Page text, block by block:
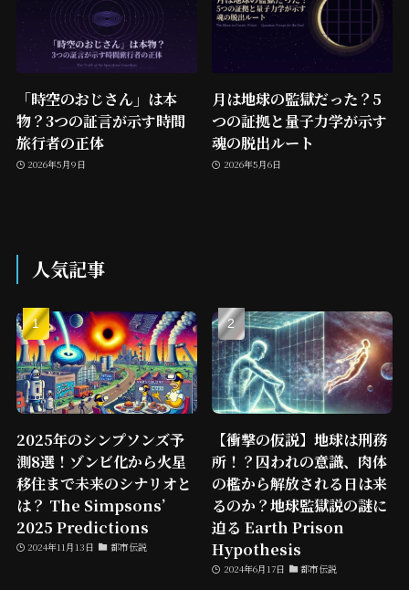
「時空のおじさん」は本
物？3つの証言が示す時間
旅行者の正体
2026年5月9日
月は地球の監獄だった？5
つの証拠と量子力学が示す
魂の脱出ルート
2026年5月6日
人気記事
2025年のシンプソンズ予
測8選！ゾンビ化から火星
移住まで未来のシナリオと
は？ The Simpsons’
2025 Predictions
2024年11月13日 都市伝説
【衝撃の仮説】地球は刑務
所！？囚われの意識、肉体
の檻から解放される日は来
るのか？地球監獄説の謎に
迫る Earth Prison
Hypothesis
2024年6月17日 都市伝説